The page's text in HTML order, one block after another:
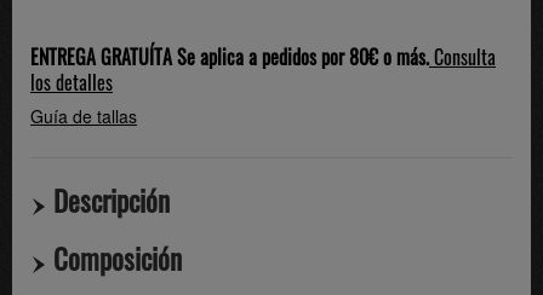
ENTREGA GRATUÍTA Se aplica a pedidos por 80€ o más.Consulta
los detalles
Guía de tallas
Descripción
Composición